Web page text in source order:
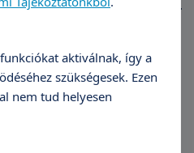
területi korlátozás. Akár
CSVSZ is felkereshető.
tanácsadást nyújt.
aktiválnak, így a
szükségesek. Ezen
nem tud helyesen